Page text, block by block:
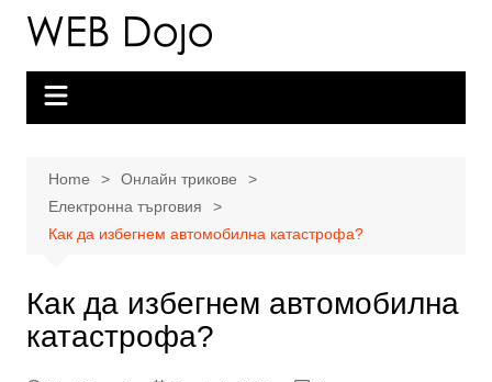
Skip
content
Home
Онлайн трикове
Електронна търговия
Как да избегнем автомобилна катастрофа?
Как да избегнем автомобилна
катастрофа?